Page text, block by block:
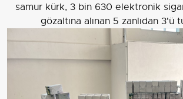
samur kürk, 3 bin 630 elektronik
gözaltına alınan 5 zanlıdan 3'ü